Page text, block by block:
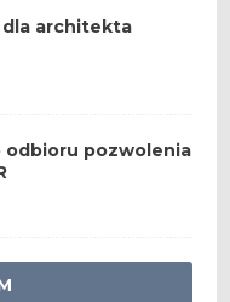
dla architekta
odbioru pozwolenia